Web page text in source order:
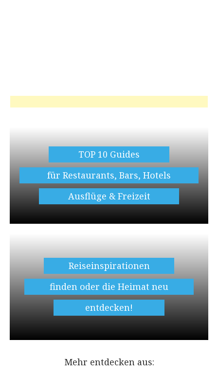
TOP 10 Guides
für Restaurants, Bars, Hotels
Ausflüge & Freizeit
Reiseinspirationen
finden oder die Heimat neu
entdecken!
Mehr entdecken aus: